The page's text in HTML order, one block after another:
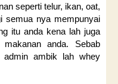
seperti telur, ikan, oat,
semua nya mempunyai
itu anda kena lah juga
anda. Sebab
ambik lah whey